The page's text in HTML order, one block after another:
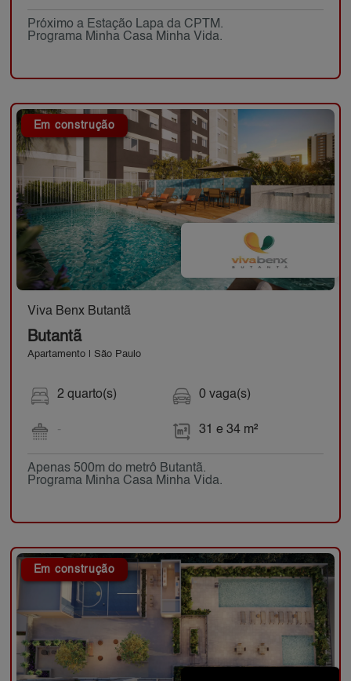
Próximo a Estação Lapa da CPTM.
Programa Minha Casa Minha Vida.
Em construção
Viva Benx Butantã
Butantã
Apartamento | São Paulo
2 quarto(s)
-
0 vaga(s)
31 e 34 m²
Apenas 500m do metrô Butantã.
Programa Minha Casa Minha Vida.
Em construção